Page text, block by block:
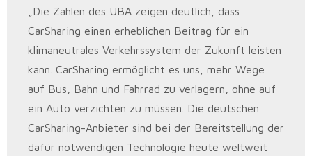
„Die Zahlen des UBA zeigen deutlich, dass
CarSharing einen erheblichen Beitrag für ein
klimaneutrales Verkehrssystem der Zukunft leisten
kann. CarSharing ermöglicht es uns, mehr Wege
auf Bus, Bahn und Fahrrad zu verlagern, ohne auf
ein Auto verzichten zu müssen. Die deutschen
CarSharing-Anbieter sind bei der Bereitstellung der
dafür notwendigen Technologie heute weltweit